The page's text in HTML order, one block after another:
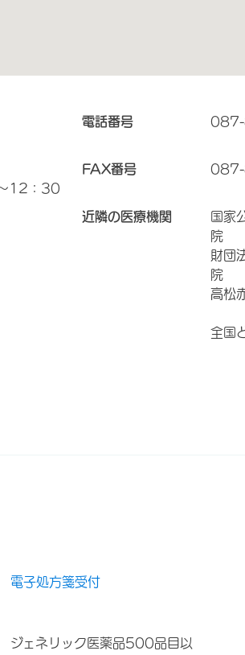
12：30
電話番号
FAX番号
近隣の医療機関
国家
財団
高松
全国
電子処方箋受付
ジェネリック医薬品500品目以